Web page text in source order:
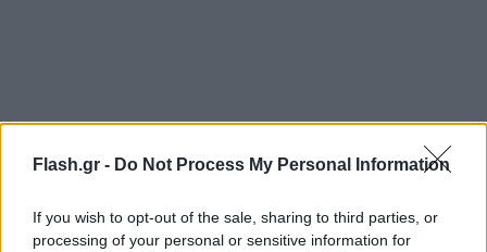
Flash.gr - Do Not Process My Personal Information
If you wish to opt-out of the sale, sharing to third parties, or
processing of your personal or sensitive information for